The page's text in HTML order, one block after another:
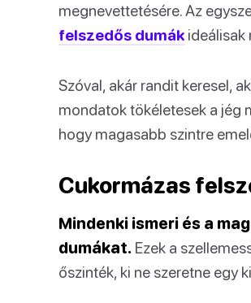
megnevettetésére. Az
felszedős dumák ideálisak
Szóval, akár randit keresel,
mondatok tökéletesek a jég
hogy magasabb szintre
Cukormázas
Mindenki ismeri és a
dumákat. Ezek a
őszinték, ki ne szeretne egy